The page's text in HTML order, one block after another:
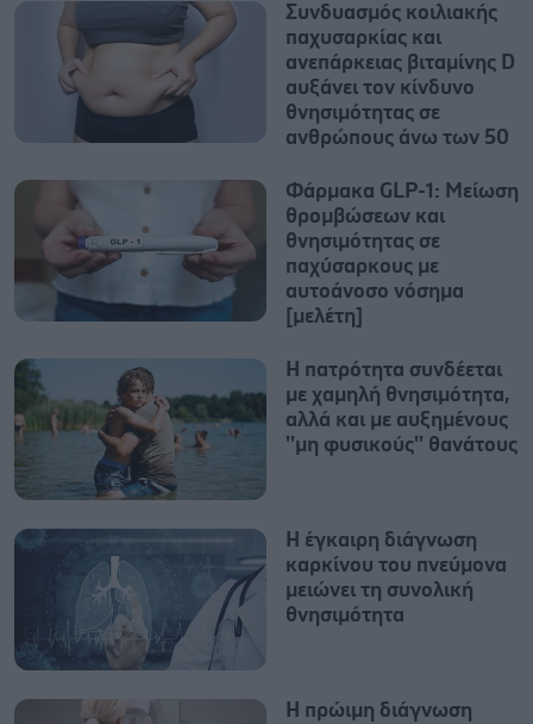
Συνδυασμός κοιλιακής
παχυσαρκίας και
ανεπάρκειας βιταμίνης D
αυξάνει τον κίνδυνο
θνησιμότητας σε
ανθρώπους άνω των 50
Φάρμακα GLP-1: Μείωση
θρομβώσεων και
θνησιμότητας σε
παχύσαρκους με
αυτοάνοσο νόσημα
[μελέτη]
Η πατρότητα συνδέεται
με χαμηλή θνησιμότητα,
αλλά και με αυξημένους
''μη φυσικούς'' θανάτους
Η έγκαιρη διάγνωση
καρκίνου του πνεύμονα
μειώνει τη συνολική
θνησιμότητα
Η πρώιμη διάγνωση